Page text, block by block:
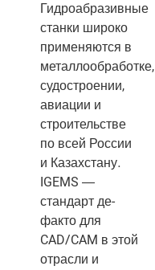
Гидроабразивные
станки широко
применяются в
металлообработке,
судостроении,
авиации и
строительстве
по всей России
и Казахстану.
IGEMS —
стандарт де-
факто для
CAD/CAM в этой
отрасли и